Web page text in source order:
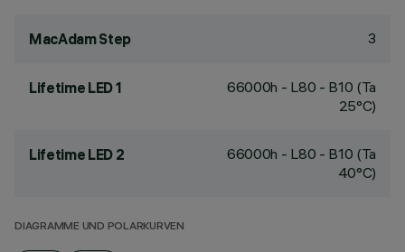
MacAdam Step 3
Lifetime LED 1
66000h - L80 - B10 (Ta
25°C)
Lifetime LED 2
66000h - L80 - B10 (Ta
40°C)
DIAGRAMME UND POLARKURVEN